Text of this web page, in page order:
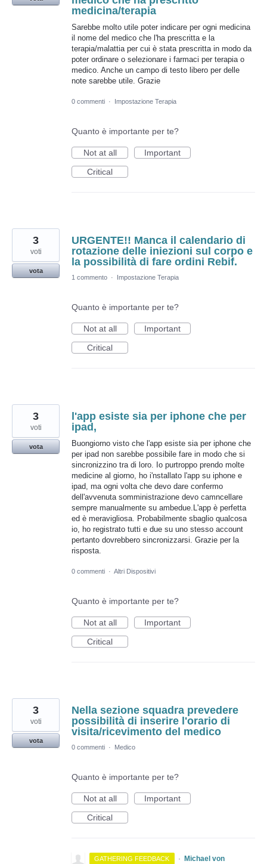
medicina/terapia
Sarebbe molto utile poter indicare per ogni medicina
il nome del medico che l'ha prescritta e la
terapia/malattia per cui è stata prescritta in modo da
poter ordinare o selezionare i farmaci per terapia o
medico. Anche un campo di testo libero per delle
note sarebbe utile. Grazie
0 commenti · Impostazione Terapia
Quanto è importante per te?
Not at all
Important
Critical
URGENTE!! Manca il calendario di
rotazione delle iniezioni sul corpo e
la possibilità di fare ordini Rebif.
3
voti
vota
1 commento · Impostazione Terapia
Quanto è importante per te?
Not at all
Important
Critical
l'app esiste sia per iphone che per
ipad,
Buongiorno visto che l'app esiste sia per iphone che
per ipad non sarebbe possibile fare in modo che si
sincronizzino tra di loro. Io purtroppo prendo molte
medicine al giorno, ho i'nstallato l'app su iphone e
ipad, ma ogni volta che devo dare confermo
dell'avvenuta somministrazione devo camncellare
sempre manualmente su ambedue.L'app è perfetta
ed è meravigliosa. Probabilmente sbaglio qualcosa
io, ho registrato tutti e due su uno stesso account
pertanto dovrebbero sincronizzarsi. Grazie per la
risposta.
3
voti
vota
0 commenti · Altri Dispositivi
Quanto è importante per te?
Not at all
Important
Critical
Nella sezione squadra prevedere
possibilità di inserire l'orario di
visita/ricevimento del medico
3
voti
vota
0 commenti · Medico
Quanto è importante per te?
Not at all
Important
Critical
GATHERING FEEDBACK · Michael von